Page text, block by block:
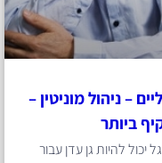
– ניהול מוניטין –
ביותר
יכול להיות גן עדן עבור